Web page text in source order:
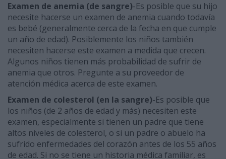
Examen de anemia (de sangre)-Es posible que su hijo
necesite hacerse un examen de anemia cuando todavía
es bebé (generalmente cerca de la fecha en que cumple
un año de edad). Posiblemente los niños también
necesiten hacerse este examen a medida que crecen.
Algunos niños tienen más probabilidad de sufrir de
anemia que otros. Pregunte a su proveedor de
atención médica acerca de este examen.
Examen de colesterol (en la sangre)-Es posible que
los niños (de 2 años de edad y más) necesiten este
examen, especialmente si tienen un padre que tiene
altos niveles de colesterol, o si un padre o abuelo ha
sufrido enfermedades del corazón antes de los 55 años
de edad. Si no se tiene un historia médica familiar, es